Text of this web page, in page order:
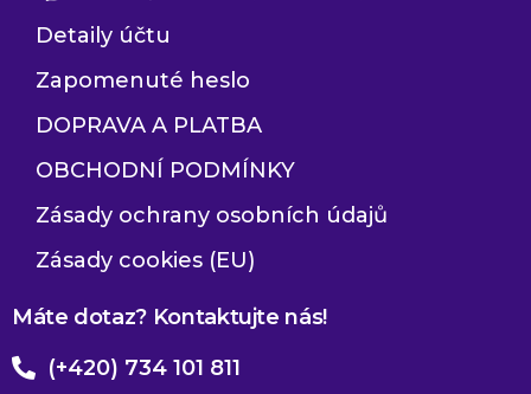
Detaily účtu
Zapomenuté heslo
DOPRAVA A PLATBA
OBCHODNÍ PODMÍNKY
Zásady ochrany osobních údajů
Zásady cookies (EU)
Máte dotaz? Kontaktujte nás!
(+420) 734 101 811